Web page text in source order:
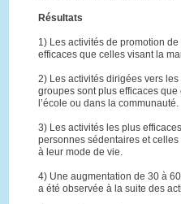
Résultats
1) Les activités de promotion
efficaces que celles visant la
2) Les activités dirigées vers
groupes sont plus efficaces
l’école ou dans la communauté.
3) Les activités les plus
personnes sédentaires et
à leur mode de vie.
4) Une augmentation de 30 à
a été observée à la suite des